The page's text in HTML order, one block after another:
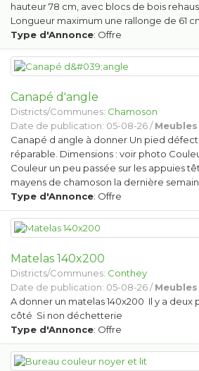
hauteur 78 cm, avec blocs de bois
Longueur maximum une rallonge de 61
Type d'Annonce: Offre
Canapé d'angle
Districts/Communes: Chamoson
Date de publication: 05-08-26 /Meubles
Canapé d angle à donner Un pied
réparable. Dimensions : voir photo
Couleur un peu passée sur les appuies
mayens de chamoson la dernière
Type d'Annonce: Offre
Matelas 140x200
Districts/Communes: Conthey
Date de publication: 05-08-26 /Meubles
A donner un matelas 140x200 Il y a deux
côté Si non déchetterie
Type d'Annonce: Offre